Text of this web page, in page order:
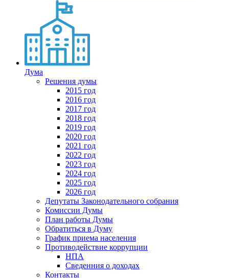
Дума
Решения думы
2015 год
2016 год
2017 год
2018 год
2019 год
2020 год
2021 год
2022 год
2023 год
2024 год
2025 год
2026 год
Депутаты Законодательного собрания
Комиссии Думы
План работы Думы
Обратиться в Думу
График приема населения
Противодействие коррупции
НПА
Сведенния о доходах
Контакты